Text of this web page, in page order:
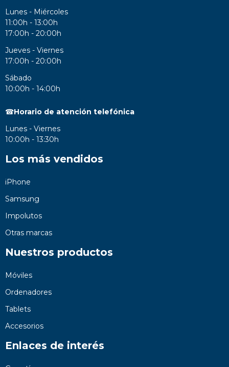
Lunes - Miércoles
11:00h - 13:00h
17:00h - 20:00h
Jueves - Viernes
17:00h - 20:00h
Sábado
10:00h - 14:00h
☎Horario de atención telefónica
Lunes - Viernes
10:00h - 13:30h
Los más vendidos
iPhone
Samsung
Impolutos
Otras marcas
Nuestros productos
Móviles
Ordenadores
Tablets
Accesorios
Enlaces de interés